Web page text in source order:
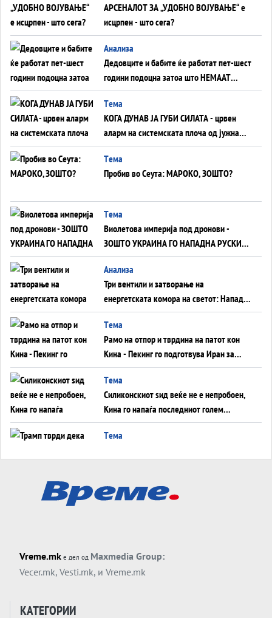
АРСЕНАЛОТ ЗА „УДОБНО ВОЈУВАЊЕ“ е
исцрпен - што сега?
Анализа
Дедовците и бабите ќе работат пет-шест
години подоцна затоа што НЕМААТ
ВНУЦИ ДА ГИ ЗАМЕНАТ
Tема
КОГА ДУНАВ ЈА ГУБИ СИЛАТА - црвен
аларм на системската плоча од јужна
Германија до Црното Море...
Tема
Пробив во Сеута: МАРОКО, ЗОШТО?
Tема
Виолетова империја под дронови -
ЗОШТО УКРАИНА ГО НАПАДНА РУСКИОТ
WILDBERRIES
Aнализа
Три вентили и затворање на
енергетската комора на светот: Нападот
во Суец најавува глобален енергетски
инфаркт?
Tема
Рамо на отпор и тврдина на патот кон
Кина - Пекинг го подготвува Иран за
американска копнена инвазија
Tема
Силиконскиот ѕид веќе не е непробоен,
Кина го напаѓа последниот голем
монопол на Западот?
Tема
Tема
АТОМСКО ДОМИНО НА БЛИСКИОТ
ИСТОК
Vreme.mk е дел од Maxmedia Group:
Vecer.mk, Vesti.mk, и Vreme.mk
КАТЕГОРИИ